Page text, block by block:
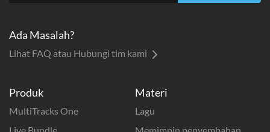
Produk
MultiTracks One
Materi
Lagu
Ada Masalah?
Lihat FAQ atau Hubungi tim kami